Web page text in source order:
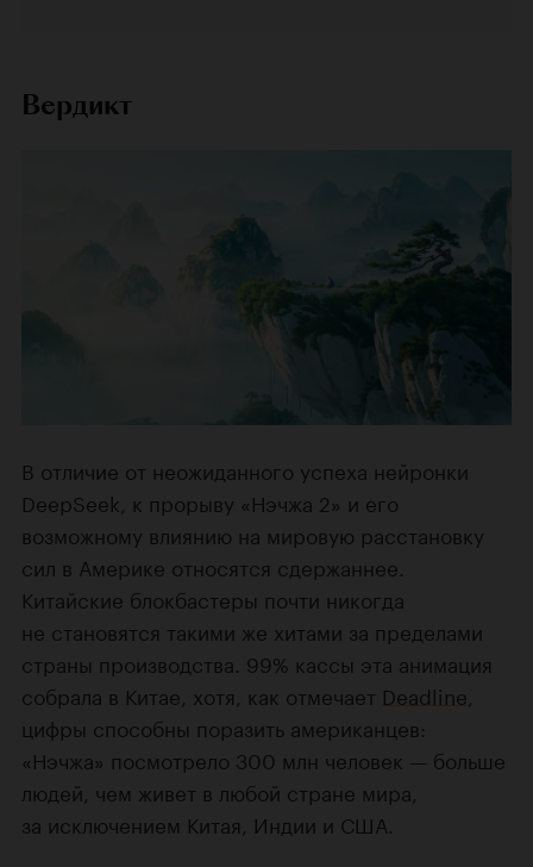
Вердикт
В отличие от неожиданного успеха нейронки
DeepSeek, к прорыву «Нэчжа 2» и его
возможному влиянию на мировую расстановку
сил в Америке относятся сдержаннее.
Китайские блокбастеры почти никогда
не становятся такими же хитами за пределами
страны производства. 99% кассы эта анимация
собрала в Китае, хотя, как отмечает Deadline,
цифры способны поразить американцев:
«Нэчжа» посмотрело 300 млн человек — больше
людей, чем живет в любой стране мира,
за исключением Китая, Индии и США.